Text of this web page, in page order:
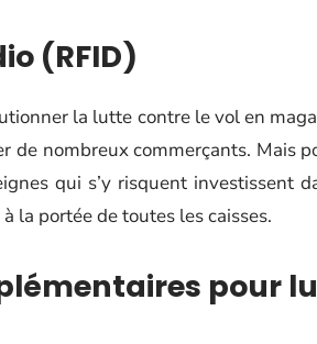
(RFID)
la lutte contre le vol en
de nombreux commerçants. Mais
qui s’y risquent investissent
la portée de toutes les caisses.
pour